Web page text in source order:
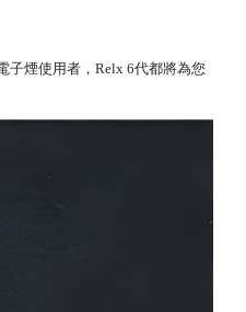
子煙使用者，Relx 6代都將為您